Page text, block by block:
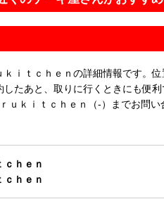
ｉｔｃｈｅｎの詳細情報です。
たあと、取りに行くときにも便利
ｕｋｉｔｃｈｅｎ（-）までお問い
ｃｈｅｎ
ｃｈｅｎ